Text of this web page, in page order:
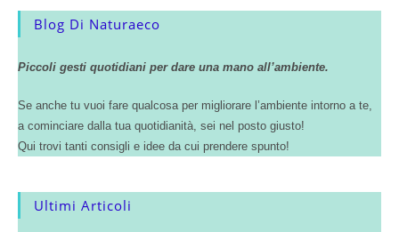
Blog Di Naturaeco
Piccoli gesti quotidiani per dare una mano all’ambiente.
Se anche tu vuoi fare qualcosa per migliorare l’ambiente intorno a te,
a cominciare dalla tua quotidianità, sei nel posto giusto!
Qui trovi tanti consigli e idee da cui prendere spunto!
Ultimi Articoli